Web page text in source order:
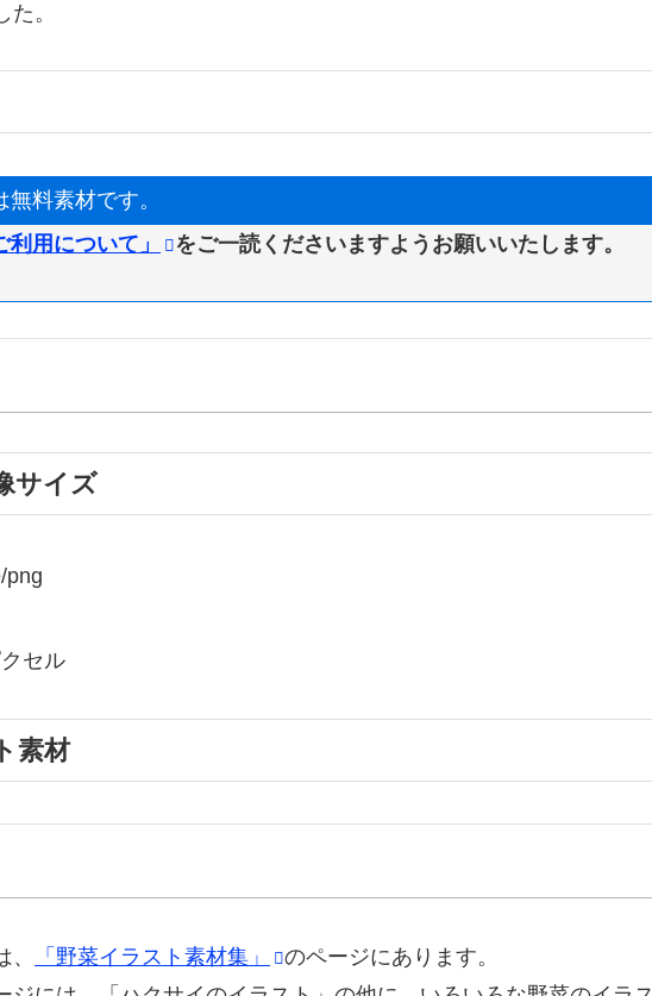
。
無料素材です。
利用について」 をご一読くださいますようお願いいたします。
サイズ
png
セル
素材
「野菜イラスト素材集」
のページにあります。